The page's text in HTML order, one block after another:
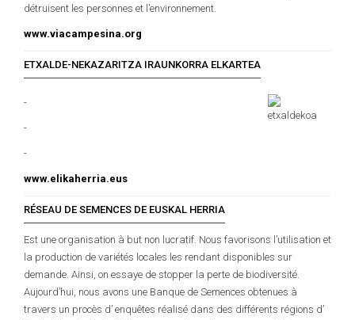
détruisent les personnes et l’environnement.
www.viacampesina.org
ETXALDE-NEKAZARITZA IRAUNKORRA ELKARTEA
-
-
-
www.elikaherria.eus
RÉSEAU DE SEMENCES DE EUSKAL HERRIA
Est une organisation à but non lucratif. Nous favorisons l’utilisation et
la production de variétés locales les rendant disponibles sur
demande. Ainsi, on essaye de stopper la perte de biodiversité.
Aujourd’hui, nous avons une Banque de Semences obtenues à
travers un procès d’ enquêtes réalisé dans des différents régions d’